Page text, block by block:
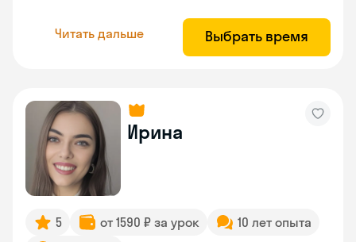
Читать дальше Выбрать время
Ирина
5 от 1590 ₽ за урок
10 лет опыта